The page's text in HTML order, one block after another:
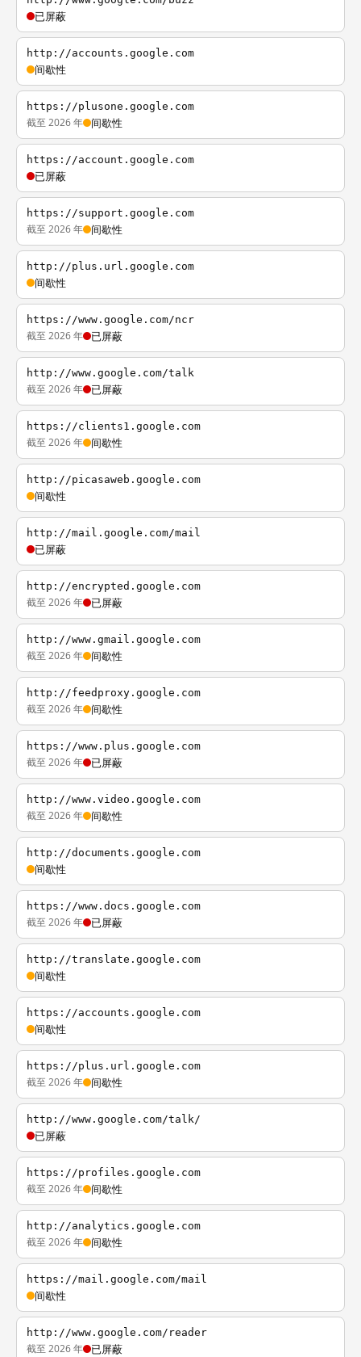
已屏蔽
http://accounts.google.com
间歇性
https://plusone.google.com
截至 2026 年 间歇性
https://account.google.com
已屏蔽
https://support.google.com
截至 2026 年 间歇性
http://plus.url.google.com
间歇性
https://www.google.com/ncr
截至 2026 年 已屏蔽
http://www.google.com/talk
截至 2026 年 已屏蔽
https://clients1.google.com
截至 2026 年 间歇性
http://picasaweb.google.com
间歇性
http://mail.google.com/mail
已屏蔽
http://encrypted.google.com
截至 2026 年 已屏蔽
http://www.gmail.google.com
截至 2026 年 间歇性
http://feedproxy.google.com
截至 2026 年 间歇性
https://www.plus.google.com
截至 2026 年 已屏蔽
http://www.video.google.com
截至 2026 年 间歇性
http://documents.google.com
间歇性
https://www.docs.google.com
截至 2026 年 已屏蔽
http://translate.google.com
间歇性
https://accounts.google.com
间歇性
https://plus.url.google.com
截至 2026 年 间歇性
http://www.google.com/talk/
已屏蔽
https://profiles.google.com
截至 2026 年 间歇性
http://analytics.google.com
截至 2026 年 间歇性
https://mail.google.com/mail
间歇性
http://www.google.com/reader
截至 2026 年 已屏蔽